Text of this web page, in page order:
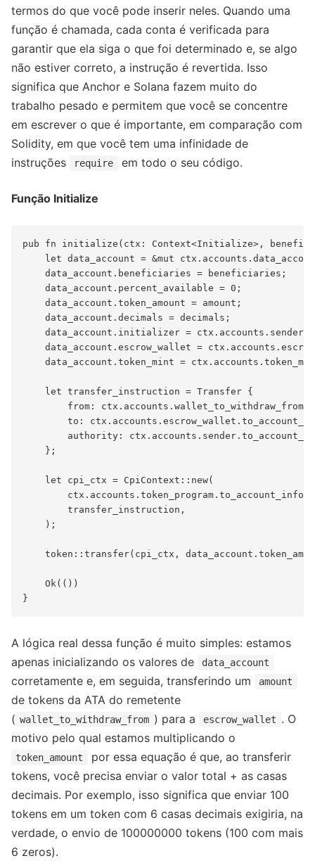
termos do que você pode inserir neles. Quando uma
função é chamada, cada conta é verificada para
garantir que ela siga o que foi determinado e, se algo
não estiver correto, a instrução é revertida. Isso
significa que Anchor e Solana fazem muito do
trabalho pesado e permitem que você se concentre
em escrever o que é importante, em comparação com
Solidity, em que você tem uma infinidade de
instruções
require em todo o seu código.
Função Initialize
pub fn initialize(ctx: Context<Initialize>,
let data_account = &mut
    data_account.beneficiaries = beneficiaries;
    data_account.percent_available = 0;
    data_account.token_amount = amount;
    data_account.decimals = decimals;
data_account.initializer =
data_account.escrow_wallet =
data_account.token_mint =
    let transfer_instruction = Transfer {
from:
to:
authority:
    };
    let cpi_ctx = CpiContext::new(
        transfer_instruction,
    );
token::transfer(cpi_ctx,
    Ok(())
A lógica real dessa função é muito simples: estamos
apenas inicializando os valores de
data_account
corretamente e, em seguida, transferindo um amount
de tokens da ATA do remetente
( wallet_to_withdraw_from ) para a escrow_wallet . O
motivo pelo qual estamos multiplicando o
token_amount
por essa equação é que, ao transferir
tokens, você precisa enviar o valor total + as casas
decimais. Por exemplo, isso significa que enviar 100
tokens em um token com 6 casas decimais exigiria, na
verdade, o envio de 100000000 tokens (100 com mais
6 zeros).